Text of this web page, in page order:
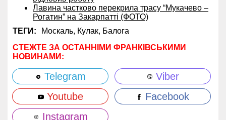
Лавина частково перекрила трасу “Мукачево –
Рогатин” на Закарпатті (ФОТО)
ТЕГИ:
Москаль, Кулак, Балога
СТЕЖТЕ ЗА ОСТАННІМИ ФРАНКІВСЬКИМИ
НОВИНАМИ:
Telegram
Viber
Youtube
Facebook
Instagram